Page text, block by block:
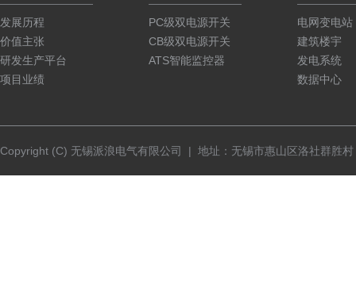
发展历程
价值主张
研发生产平台
项目业绩
PC级双电源开关
CB级双电源开关
ATS智能监控器
电网变电站
建筑楼宇
发电系统
数据中心
Copyright (C) 无锡派浪电气有限公司 | 地址：无锡市惠山区洛社群胜